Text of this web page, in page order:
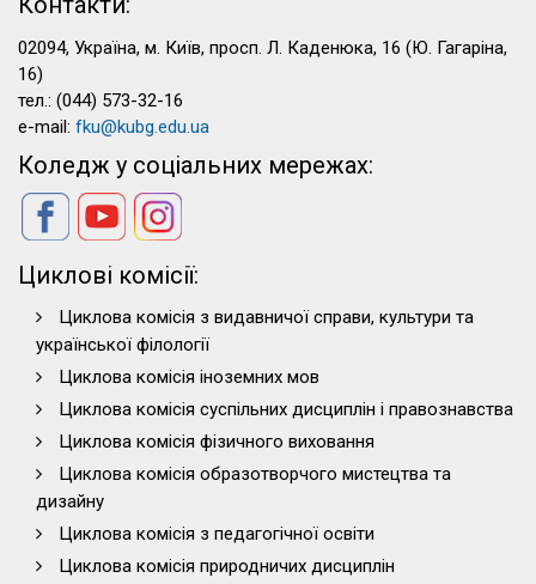
02094, Україна, м. Київ, просп. Л. Каденюка, 16 (Ю. Гагаріна,
16)
тел.: (044) 573-32-16
e-mail: fku@kubg.edu.ua
Коледж у соціальних мережах:
Циклові комісії:
Циклова комісія з видавничої справи, культури та
української філології
Циклова комісія іноземних мов
Циклова комісія суспільних дисциплін і правознавства
Циклова комісія фізичного виховання
Циклова комісія образотворчого мистецтва та
дизайну
Циклова комісія з педагогічної освіти
Циклова комісія природничих дисциплін